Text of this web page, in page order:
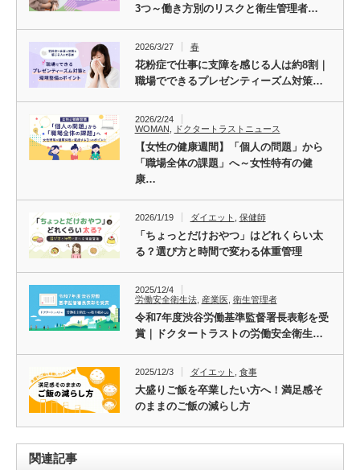
3つ～働き方別のリスクと衛生管理者…
2026/3/27 春
花粉症で仕事に支障を感じる人は約8割｜
職場でできるプレゼンティーズム対策…
2026/2/24
WOMAN
ドクタートラストニュース
【女性の健康週間】「個人の問題」から
「職場全体の課題」へ～女性特有の健
康…
2026/1/19 ダイエット 保健師
「ちょっとだけおやつ」はどれくらい太
る？選び方と時間で変わる体重管理
2025/12/4
労働安全衛生法, 産業医, 衛生管理者
令和7年度渋谷労働基準監督署長表彰を受
賞｜ドクタートラストの労働安全衛生…
2025/12/3 ダイエット 食事
大盛りご飯を卒業したい方へ！満足感そ
のままのご飯の減らし方
関連記事